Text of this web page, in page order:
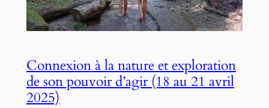
Connexion à la nature et exploration
de son pouvoir d’agir (18 au 21 avril
2025)